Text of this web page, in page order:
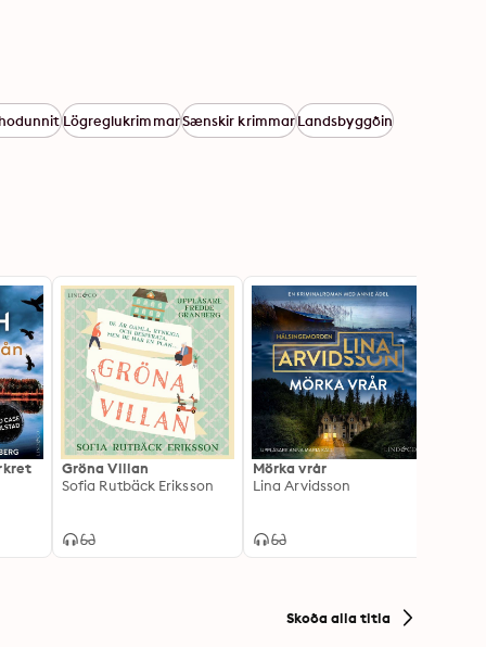
LögreglukrimmarSænskir krimmarLandsbyggðin
Gröna Villan
Sofia Rutbäck Eriksson
Mörka vrår
Lina Arvidsson
Skoða alla titla